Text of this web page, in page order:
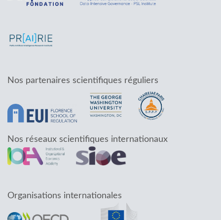
Nos partenaires scientifiques réguliers
Nos réseaux scientifiques internationaux
Organisations internationales